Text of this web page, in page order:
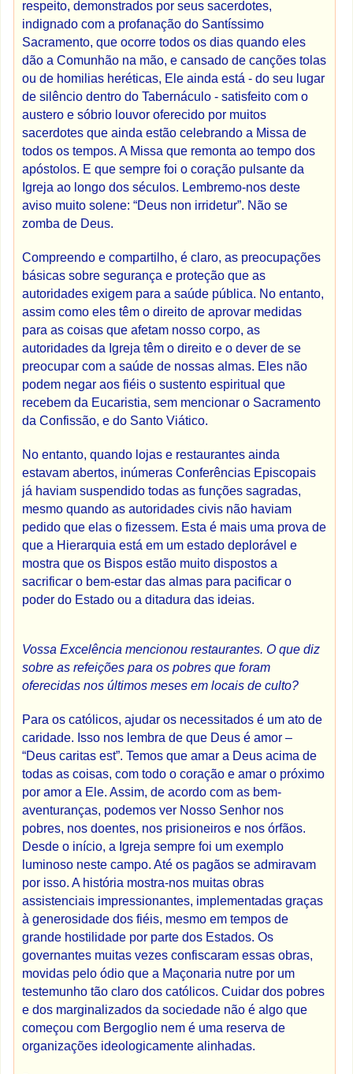
respeito, demonstrados por seus sacerdotes,
indignado com a profanação do Santíssimo
Sacramento, que ocorre todos os dias quando eles
dão a Comunhão na mão, e cansado de canções tolas
ou de homilias heréticas, Ele ainda está - do seu lugar
de silêncio dentro do Tabernáculo - satisfeito com o
austero e sóbrio louvor oferecido por muitos
sacerdotes que ainda estão celebrando a Missa de
todos os tempos. A Missa que remonta ao tempo dos
apóstolos. E que sempre foi o coração pulsante da
Igreja ao longo dos séculos. Lembremo-nos deste
aviso muito solene: “Deus non irridetur”. Não se
zomba de Deus.
Compreendo e compartilho, é claro, as preocupações
básicas sobre segurança e proteção que as
autoridades exigem para a saúde pública. No entanto,
assim como eles têm o direito de aprovar medidas
para as coisas que afetam nosso corpo, as
autoridades da Igreja têm o direito e o dever de se
preocupar com a saúde de nossas almas. Eles não
podem negar aos fiéis o sustento espiritual que
recebem da Eucaristia, sem mencionar o Sacramento
da Confissão, e do Santo Viático.
No entanto, quando lojas e restaurantes ainda
estavam abertos, inúmeras Conferências Episcopais
já haviam suspendido todas as funções sagradas,
mesmo quando as autoridades civis não haviam
pedido que elas o fizessem. Esta é mais uma prova de
que a Hierarquia está em um estado deplorável e
mostra que os Bispos estão muito dispostos a
sacrificar o bem-estar das almas para pacificar o
poder do Estado ou a ditadura das ideias.
Vossa Excelência mencionou restaurantes. O que diz
sobre as refeições para os pobres que foram
oferecidas nos últimos meses em locais de culto?
Para os católicos, ajudar os necessitados é um ato de
caridade. Isso nos lembra de que Deus é amor –
“Deus caritas est”. Temos que amar a Deus acima de
todas as coisas, com todo o coração e amar o próximo
por amor a Ele. Assim, de acordo com as bem-
aventuranças, podemos ver Nosso Senhor nos
pobres, nos doentes, nos prisioneiros e nos órfãos.
Desde o início, a Igreja sempre foi um exemplo
luminoso neste campo. Até os pagãos se admiravam
por isso. A história mostra-nos muitas obras
assistenciais impressionantes, implementadas graças
à generosidade dos fiéis, mesmo em tempos de
grande hostilidade por parte dos Estados. Os
governantes muitas vezes confiscaram essas obras,
movidas pelo ódio que a Maçonaria nutre por um
testemunho tão claro dos católicos. Cuidar dos pobres
e dos marginalizados da sociedade não é algo que
começou com Bergoglio nem é uma reserva de
organizações ideologicamente alinhadas.